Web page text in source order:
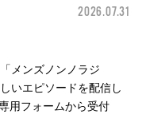
2026.07.31
メンズノンノラジ
いエピソードを配信し
用フォームから受付